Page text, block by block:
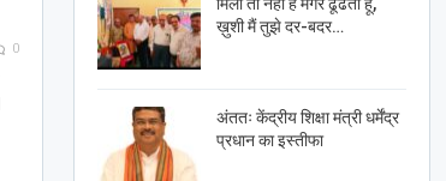
0
ख़ुशी मैं तुझे दर-बदर…
अंततः केंद्रीय शिक्षा मंत्री धर्मेंद्र
प्रधान का इस्तीफा